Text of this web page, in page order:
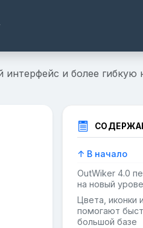
и более гибкую
↑ В начало
OutWiker 4.0
на новый
Цвета, иконки
помогают
большой базе